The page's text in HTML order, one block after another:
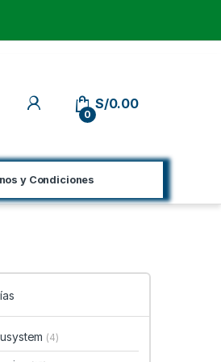
My Account
0
S/0.00
y Condiciones
(4)